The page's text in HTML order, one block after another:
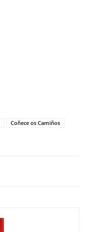
Coñece os Camiños